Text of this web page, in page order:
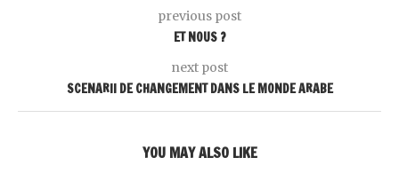
previous post
ET NOUS ?
next post
SCENARII DE CHANGEMENT DANS LE MONDE ARABE
YOU MAY ALSO LIKE